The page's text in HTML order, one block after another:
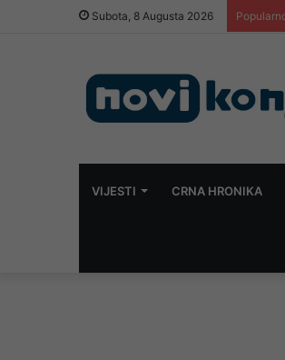
Subota, 8 Augusta 2026
VIJESTI CRNA HRONIKA